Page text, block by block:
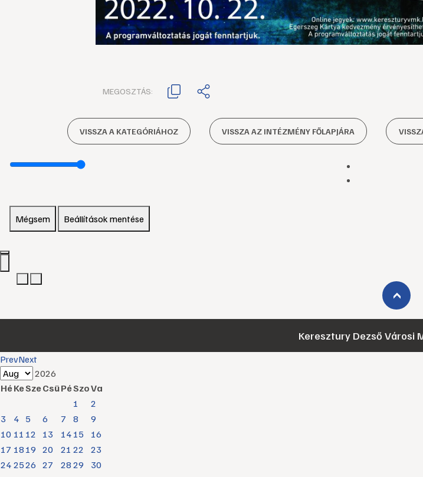
MEGOSZTÁS:
VISSZA A KATEGÓRIÁHOZ VISSZA AZ INTÉZMÉNY FŐLAPJÁRA
Mégsem Beállítások mentése
›
Keresztury Dezső Városi
PrevNext
2026
HéKeSzeCsüPéSzoVa
1
2
3
4 5 6 7 8
9
10 11 12 13 14 15
16
17 18 19 20 21 22
23
24 2526 27 28 29
30